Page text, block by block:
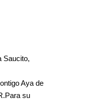
Saucito,
Aya de
su